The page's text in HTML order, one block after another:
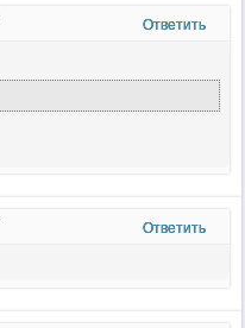
Ответить
Ответить